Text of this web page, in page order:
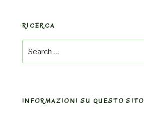
RICERCA
Search
for:
INFORMAZIONI SU QUESTO SITO